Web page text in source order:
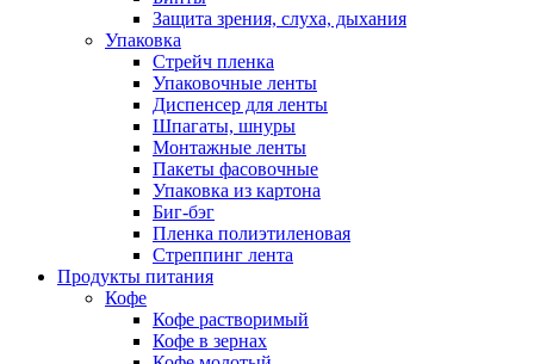
Защита зрения, слуха, дыхания
Упаковка
Стрейч пленка
Упаковочные ленты
Диспенсер для ленты
Шпагаты, шнуры
Монтажные ленты
Пакеты фасовочные
Упаковка из картона
Биг-бэг
Пленка полиэтиленовая
Стреппинг лента
Продукты питания
Кофе
Кофе растворимый
Кофе в зернах